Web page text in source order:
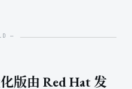
版由 Red Hat 发